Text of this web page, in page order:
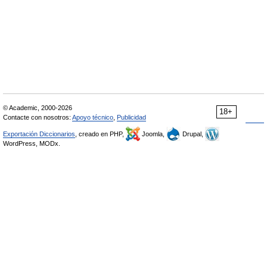
18+
© Academic, 2000-2026
Contacte con nosotros: Apoyo técnico Publicidad
Exportación Diccionarios , creado en PHP, Joomla,
Drupal,
WordPress, MODx.